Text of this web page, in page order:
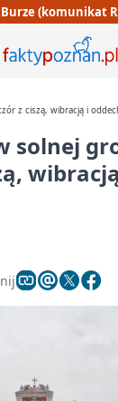
(komunikat
z ciszą, wibracją i
solnej